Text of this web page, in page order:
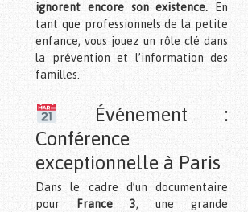
ignorent encore son existence. En
tant que professionnels de la petite
enfance, vous jouez un rôle clé dans
la prévention et l’information des
familles.
Événement :
Conférence
exceptionnelle à Paris
Dans le cadre d’un documentaire
pour
France 3, une grande